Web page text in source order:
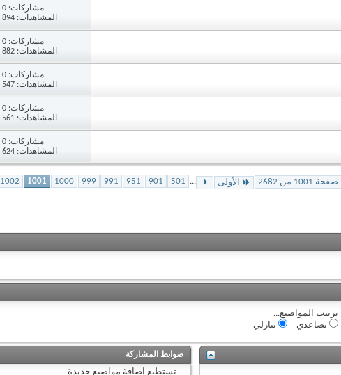
مشاركات: 0
المشاهدات: 894
مشاركات: 0
المشاهدات: 882
مشاركات: 0
المشاهدات: 547
مشاركات: 0
المشاهدات: 561
مشاركات: 0
المشاهدات: 624
صفحة 1001 من 2682 الأولى ...
501
901
951
991
999
1000
1001
1002
ترتيب المواضيع...
تصاعدي
تنازلي
ضوابط المشاركة
تستطيعإضافة مواضيع جديدة